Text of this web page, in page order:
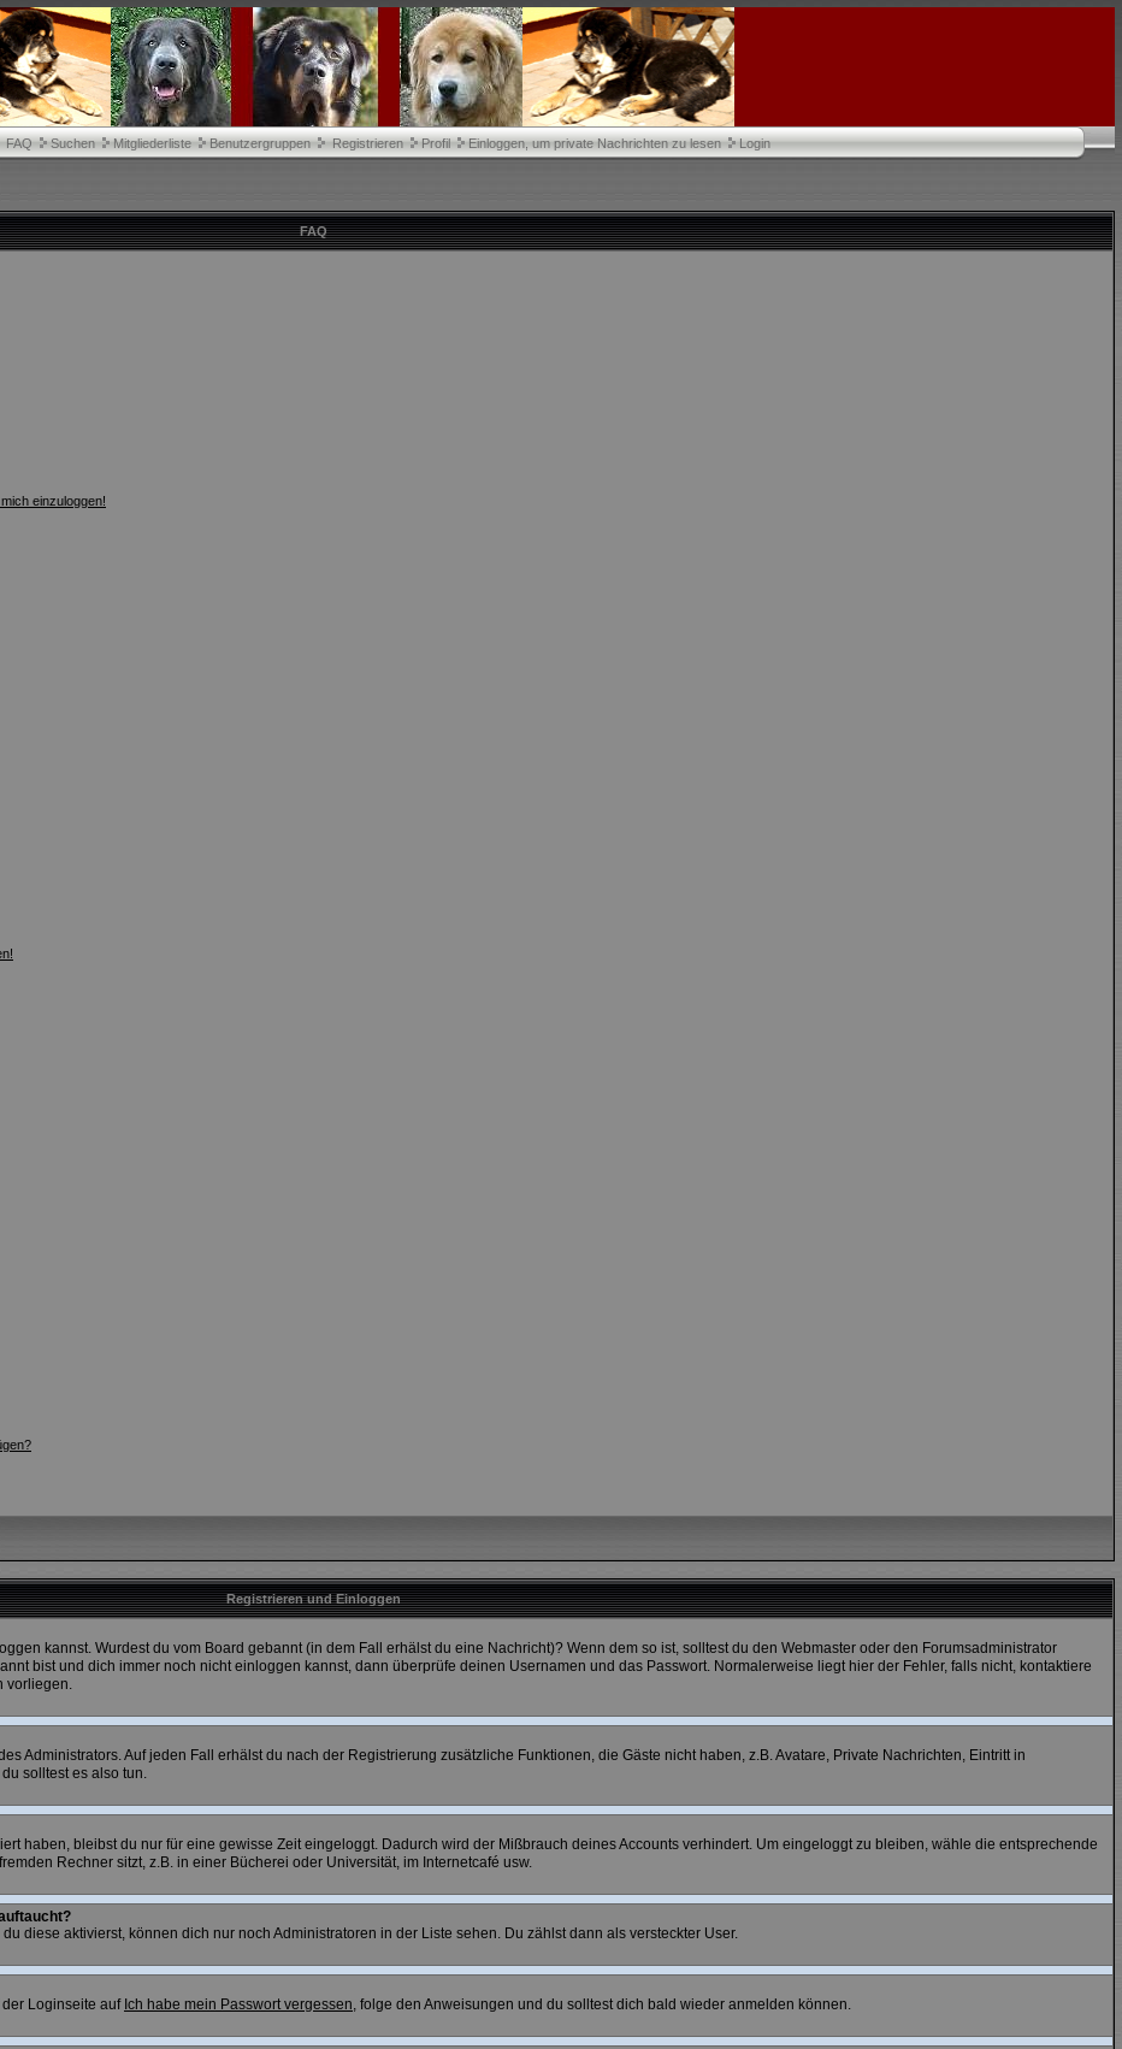
FAQ Suchen Mitgliederliste Benutzergruppen Registrieren Profil Einloggen, um private Nachrichten zu lesen Login
FAQ
einzuloggen!
Registrieren und Einloggen
kannst. Wurdest du vom Board gebannt (in dem Fall erhälst du eine Nachricht)? Wenn dem so ist, solltest du den Webmaster oder den Forumsadministrator
bist und dich immer noch nicht einloggen kannst, dann überprüfe deinen Usernamen und das Passwort. Normalerweise liegt hier der Fehler, falls nicht, kontaktiere
vorliegen.
Administrators. Auf jeden Fall erhälst du nach der Registrierung zusätzliche Funktionen, die Gäste nicht haben, z.B. Avatare, Private Nachrichten, Eintritt in
solltest es also tun.
haben, bleibst du nur für eine gewisse Zeit eingeloggt. Dadurch wird der Mißbrauch deines Accounts verhindert. Um eingeloggt zu bleiben, wähle die entsprechende
Rechner sitzt, z.B. in einer Bücherei oder Universität, im Internetcafé usw.
du diese aktivierst, können dich nur noch Administratoren in der Liste sehen. Du zählst dann als versteckter User.
Loginseite auf Ich habe mein Passwort vergessen, folge den Anweisungen und du solltest dich bald wieder anmelden können.